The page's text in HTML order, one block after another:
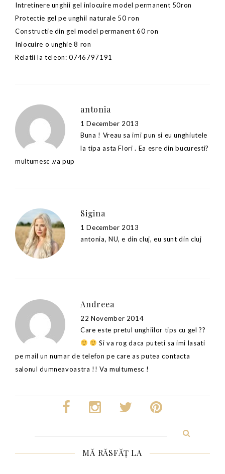
Intretinere unghii gel inlocuire model permanent 50ron
Protectie gel pe unghii naturale 50 ron
Constructie din gel model permanent 60 ron
Inlocuire o unghie 8 ron
Relatii la teleon: 0746797191
antonia
1 December 2013
Buna ! Vreau sa imi pun si eu unghiutele
la tipa asta Flori . Ea esre din bucuresti?
multumesc .va pup
Sigina
1 December 2013
antonia, NU, e din cluj, eu sunt din cluj
Andreea
22 November 2014
Care este pretul unghiilor tips cu gel ??
Si va rog daca puteti sa imi lasati
pe mail un numar de telefon pe care as putea contacta
salonul dumneavoastra !! Va multumesc !
MĂ RĂSFĂȚ LA